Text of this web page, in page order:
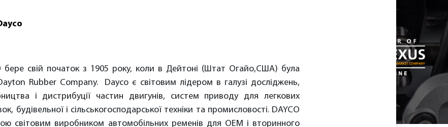
бере свій початок з 1905 року, коли в Дейтоні (Штат Огайо,США) була
Rubber Company. Dayco є світовим лідером в галузі досліджень,
і дистрибуції частин двигунів, систем приводу для легкових
будівельної і сільськогосподарської техніки та промисловості. DAYCO
світовим виробником автомобільних ременів для OEM і вторинного